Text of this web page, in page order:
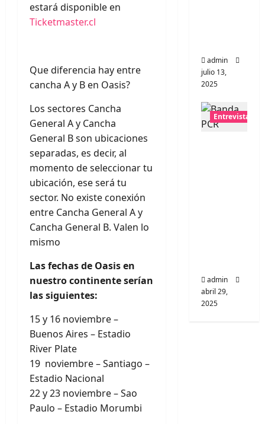
estará disponible en
Ticketmaster.cl
Que diferencia hay entre
cancha A y B en Oasis?
Los sectores Cancha
General A y Cancha
General B son ubicaciones
separadas, es decir, al
momento de seleccionar tu
ubicación, ese será tu
sector. No existe conexión
entre Cancha General A y
Cancha General B. Valen lo
mismo
Las fechas de Oasis en
nuestro continente serían
las siguientes:
15 y 16 noviembre –
Buenos Aires – Estadio
River Plate
19 noviembre – Santiago –
Estadio Nacional
22 y 23 noviembre – Sao
Paulo – Estadio Morumbi
admin
julio 13,
2025
Entrevistas
admin
abril 29,
2025